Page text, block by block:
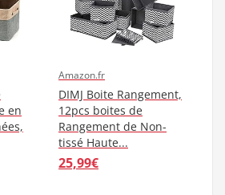
en
Amazon.fr
DIMJ Boite Rangement,
12pcs boites de
Rangement de Non-
tissé Haute...
25,99€